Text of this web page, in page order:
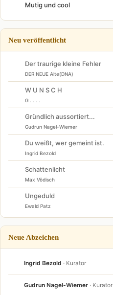
Mutig und cool
Neu veröffentlicht
Der traurige kleine Fehler
DER NEUE Alte(DNA)
W U N S C H
G . . . .
Gründlich aussortiert...
Gudrun Nagel-Wiemer
Du weißt, wer gemeint ist.
Ingrid Bezold
Schattenlicht
Max Vödisch
Ungeduld
Ewald Patz
Neue Abzeichen
Ingrid Bezold · Kurator
Gudrun Nagel-Wiemer · Kurator